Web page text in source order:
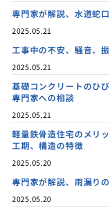
専門家が解説、水道蛇
2025.05.21
工事中の不安、騒音、
2025.05.21
基礎コンクリートのひ
専門家への相談
2025.05.21
軽量鉄骨造住宅のメリ
工期、構造の特徴
2025.05.20
専門家が解説、雨漏り
2025.05.20